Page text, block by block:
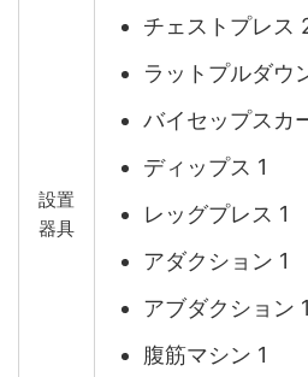
設置
器具
チェストプレス
ラットプルダウ
バイセップスカ
ディップス 1
レッグプレス 1
アダクション 1
アブダクション 1
腹筋マシン 1